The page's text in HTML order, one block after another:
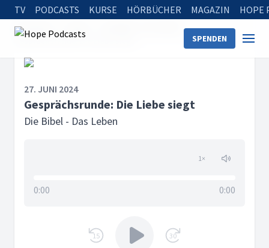
TV PODCASTS KURSE HÖRBÜCHER MAGAZIN HOPE
SPENDEN
Startseite
Gesprächsrunde: Die Liebe siegt
27. JUNI 2024
Gesprächsrunde: Die Liebe siegt
Die Bibel - Das Leben
1×
0:00 0:00
15 30